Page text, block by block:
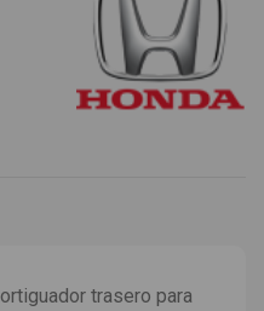
trasero para